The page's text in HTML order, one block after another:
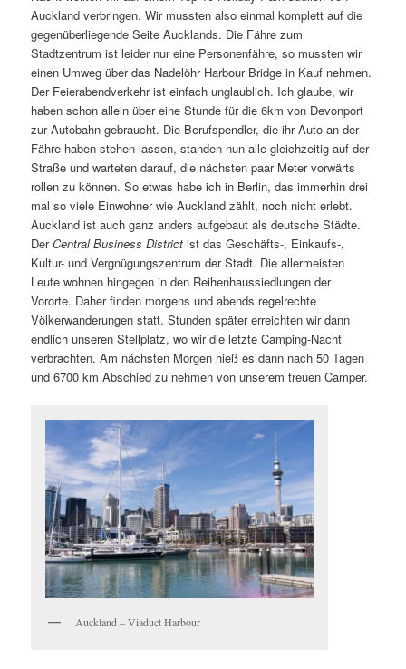
Auckland verbringen. Wir mussten also einmal komplett auf die
gegenüberliegende Seite Aucklands. Die Fähre zum
Stadtzentrum ist leider nur eine Personenfähre, so mussten wir
einen Umweg über das Nadelöhr Harbour Bridge in Kauf nehmen.
Der Feierabendverkehr ist einfach unglaublich. Ich glaube, wir
haben schon allein über eine Stunde für die 6km von Devonport
zur Autobahn gebraucht. Die Berufspendler, die ihr Auto an der
Fähre haben stehen lassen, standen nun alle gleichzeitig auf der
Straße und warteten darauf, die nächsten paar Meter vorwärts
rollen zu können. So etwas habe ich in Berlin, das immerhin drei
mal so viele Einwohner wie Auckland zählt, noch nicht erlebt.
Auckland ist auch ganz anders aufgebaut als deutsche Städte.
DerCentral Business District ist das Geschäfts-, Einkaufs-,
Kultur- und Vergnügungszentrum der Stadt. Die allermeisten
Leute wohnen hingegen in den Reihenhaussiedlungen der
Vororte. Daher finden morgens und abends regelrechte
Völkerwanderungen statt. Stunden später erreichten wir dann
endlich unseren Stellplatz, wo wir die letzte Camping-Nacht
verbrachten. Am nächsten Morgen hieß es dann nach 50 Tagen
und 6700 km Abschied zu nehmen von unserem treuen Camper.
Auckland – Viaduct Harbour